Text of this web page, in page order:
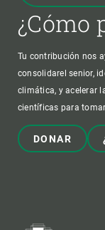
¿Cómo
Tu contribución nos
consolidarel senior,
climática, y acelerar
científicas para
DONAR